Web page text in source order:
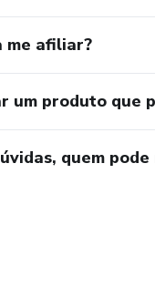
me afiliar?
um produto que
quem